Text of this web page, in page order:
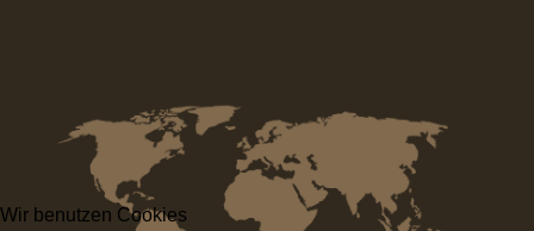
Wir benutzen Cookies